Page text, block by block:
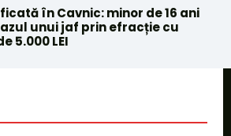
în Cavnic: minor de 16 ani
unui jaf prin efracție cu
5.000 LEI